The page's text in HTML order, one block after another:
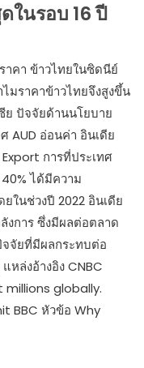
ในรอบ 16 ปี
าคา ข้าวไทยในซิดนีย์
มราคาข้าวไทยจึงสูงขึ้น
ย ปัจจัยด้านนโยบาย
AUD อ่อนค่า อินเดีย
การที่ประเทศ
ได้มีความ
ในช่วงปี 2022 อินเดีย
งการ ซึ่งมีผลต่อตลาด
จจัยที่มีผลกระทบต่อ
ล่งอ้างอิง CNBC
millions globally.
BBC หัวข้อ Why